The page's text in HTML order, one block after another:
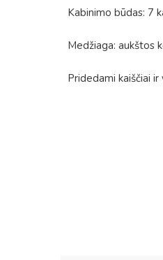
Kabinimo būdas: 7
Medžiaga: aukštos
Pridedami kaiščiai ir